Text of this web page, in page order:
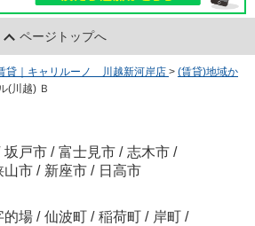
ページトップへ
貸｜キャリルーノ 川越新河岸店 > (賃貸)地域か
(川越) Ｂ
坂戸市 / 富士見市 / 志木市 /
山市 / 新座市 / 日高市
的場 / 仙波町 / 稲荷町 / 岸町 /